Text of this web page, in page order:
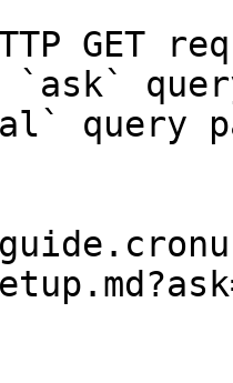
GET
`ask`
query